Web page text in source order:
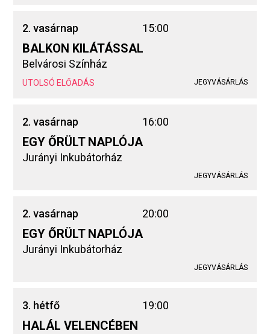
2. vasárnap 15:00
BALKON KILÁTÁSSAL
Belvárosi Színház
UTOLSÓ ELŐADÁS JEGYVÁSÁRLÁS
2. vasárnap 16:00
EGY ŐRÜLT NAPLÓJA
Jurányi Inkubátorház
JEGYVÁSÁRLÁS
2. vasárnap 20:00
EGY ŐRÜLT NAPLÓJA
Jurányi Inkubátorház
JEGYVÁSÁRLÁS
3. hétfő 19:00
HALÁL VELENCÉBEN